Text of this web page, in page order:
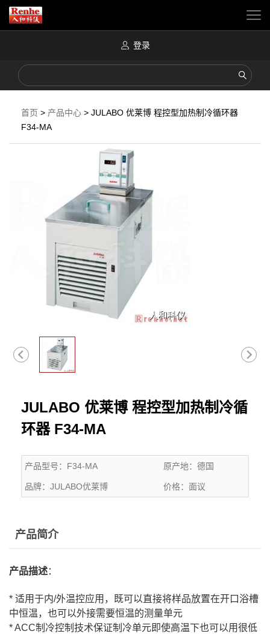
登录
首页 > 产品中心 > JULABO 优莱博 程控型加热制冷循环器
F34-MA
JULABO 优莱博 程控型加热制冷循
环器 F34-MA
产品型号： F34-MA 原产地： 德国
品牌： JULABO优莱博 价格： 面议
产品简介
产品描述：
* 适用于内/外温控应用，既可以直接将样品放置在开口浴槽
中恒温，也可以外接需要恒温的测量单元
* ACC制冷控制技术保证制冷单元即使高温下也可以用很低